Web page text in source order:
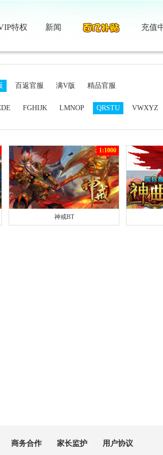
特权 新闻 充值
百返官服 满V版 精品官服
FGHIJK LMNOP QRSTU VWXYZ
1:1000
神戒BT
商务合作 家长监护 用户协议